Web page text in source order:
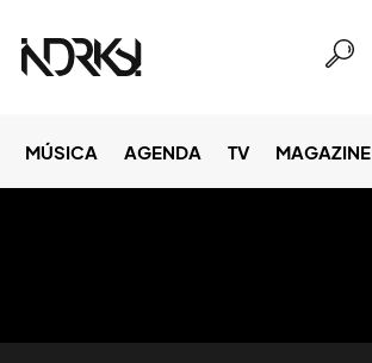
MÚSICA AGENDA TV MAGAZINE